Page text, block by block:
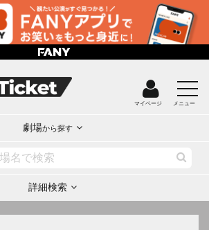
マイページ メニュー
劇場から探す
詳細検索